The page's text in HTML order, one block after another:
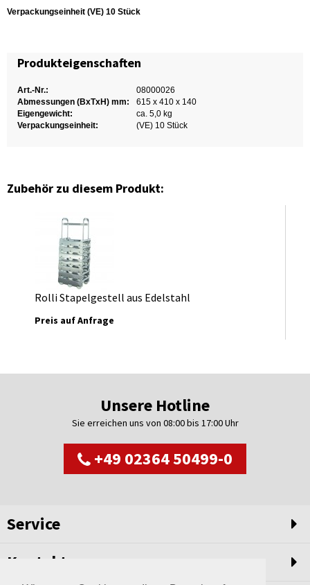
Verpackungseinheit (VE) 10 Stück
Produkteigenschaften
Art.-Nr.:
08000026
Abmessungen (BxTxH) mm:
615 x 410 x 140
Eigengewicht:
ca. 5,0 kg
Verpackungseinheit:
(VE) 10 Stück
Zubehör zu diesem Produkt:
Rolli Stapelgestell aus Edelstahl
Preis auf Anfrage
Unsere Hotline
Sie erreichen uns von 08:00 bis 17:00 Uhr
+49 02364 50499-0
Service
Kontakt